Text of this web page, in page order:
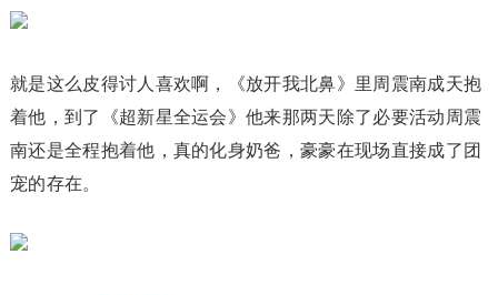
就是这么皮得讨人喜欢啊，《放开我北鼻》里周震南成天抱
着他，到了《超新星全运会》他来那两天除了必要活动周震
南还是全程抱着他，真的化身奶爸，豪豪在现场直接成了团
宠的存在。